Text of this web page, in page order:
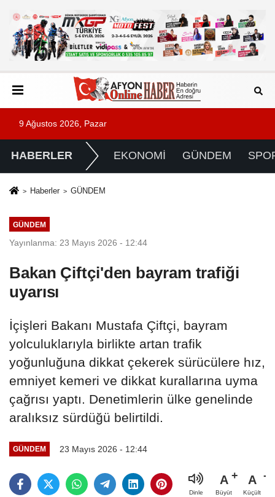
9 Ağustos 2026, Pazar
HABERLER EKONOMİ GÜNDEM
Haberler GÜNDEM
GÜNDEM
Yayınlanma: 23 Mayıs 2026 - 12:44
Bakan Çiftçi'den bayram trafiği
uyarısı
İçişleri Bakanı Mustafa Çiftçi, bayram
yolculuklarıyla birlikte artan trafik
yoğunluğuna dikkat çekerek sürücülere hız,
emniyet kemeri ve dikkat kurallarına uyma
çağrısı yaptı. Denetimlerin ülke genelinde
aralıksız sürdüğü belirtildi.
GÜNDEM 23 Mayıs 2026 - 12:44
Dinle
A
Büyüt
A
Küçült